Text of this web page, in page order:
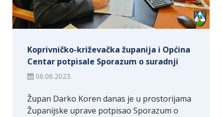
Koprivničko-križevačka županija i Općina
Centar potpisale Sporazum o suradnji
06.06.2023.
Župan Darko Koren danas je u prostorijama
Županijske uprave potpisao Sporazum o